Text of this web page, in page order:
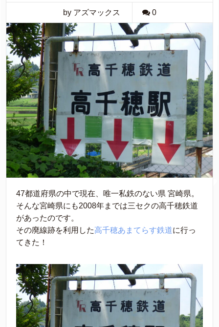
by アズマックス 0
47都道府県の中で現在、唯一私鉄のない県 宮崎県。
そんな宮崎県にも2008年までは三セクの高千穂鉄道
があったのです。
その廃線跡を利用した高千穂あまてらす鉄道に行っ
てきた！